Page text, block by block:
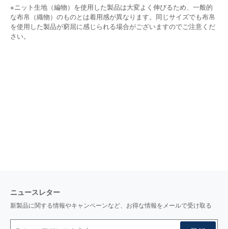
※ニット生地（編物）を使用した製品は大変よく伸びるため、一般的
な布帛（織物）のものとは着用感が異なります。同じサイズでも布帛
を使用した製品が窮屈に感じられる場合がございますのでご注意くだ
さい。
ニュースレター
新製品に関する情報やキャンペーンなど、お得な情報をメールで受け取る